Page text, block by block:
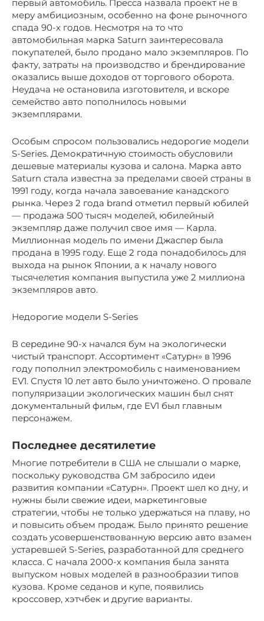
первый автомобиль. Пресса назвала проект не в
меру амбициозным, особенно на фоне рыночного
спада 90-х годов. Несмотря на то что
автомобильная марка Saturn заинтересовала
покупателей, было продано мало экземпляров. По
факту, затраты на производство и брендирование
оказались выше доходов от торгового оборота.
Неудача не остановила изготовителя, и вскоре
семейство авто пополнилось новыми
экземплярами.
Особым спросом пользовались недорогие модели
S-Series. Демократичную стоимость обусловили
дешевые материалы кузова и салона. Марка авто
Saturn стала известна за пределами своей страны в
1991 году, когда начала завоевание канадского
рынка. Через 2 года brand отметил первый юбилей
— продажа 500 тысяч моделей, юбилейный
экземпляр даже получил свое имя — Карла.
Миллионная модель по имени Джаспер была
продана в 1995 году. Еще 2 года понадобилось для
выхода на рынок Японии, а к началу нового
тысячелетия компания выпустила уже 2 миллиона
экземпляров авто.
Недорогие модели S-Series
В середине 90-х начался бум на экологически
чистый транспорт. Ассортимент «Сатурн» в 1996
году пополнил электромобиль с наименованием
EV1. Спустя 10 лет авто было уничтожено. О провале
популяризации экологических машин был снят
документальный фильм, где EV1 был главным
персонажем.
Последнее десятилетие
Многие потребители в США не слышали о марке,
поскольку руководства GM забросило идеи
развития компании «Сатурн». Проект шел ко дну, и
нужны были свежие идеи, маркетинговые
стратегии, чтобы не только удержаться на плаву, но
и повысить объем продаж. Было принято решение
создать усовершенствованную версию авто взамен
устаревшей S-Series, разработанной для среднего
класса. С начала 2000-х компания была занята
выпуском новых моделей в разнообразии типов
кузова. Кроме седанов и купе, появились
кроссовер, хэтчбек и другие варианты.